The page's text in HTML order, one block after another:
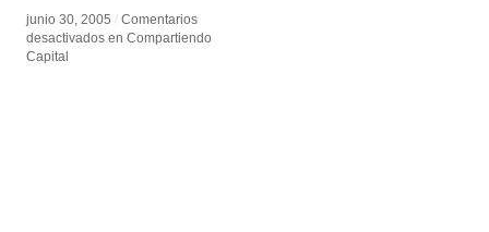
junio 30, 2005 / Comentarios
desactivados en Compartiendo
Capital
junio 30, 2005 / Comentarios
desactivados en Compartiendo
Capital